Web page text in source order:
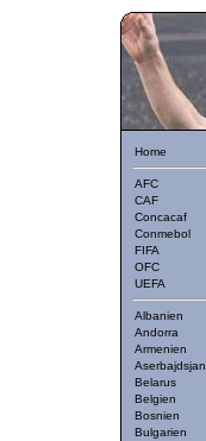
Home
AFC
CAF
Concacaf
Conmebol
FIFA
OFC
UEFA
Albanien
Andorra
Armenien
Aserbajdsjan
Belarus
Belgien
Bosnien
Bulgarien